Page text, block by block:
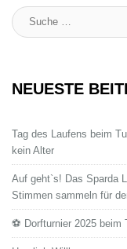
Suche
:
NEUESTE
Tag des Laufens beim
kein Alter
Auf geht`s! Das Sparda
Stimmen sammeln für
⚽ Dorfturnier 2025 beim